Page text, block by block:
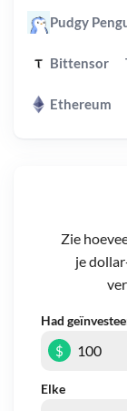
Zie
je
Had
Elke
$
Pudgy
Bittensor
Ethereum